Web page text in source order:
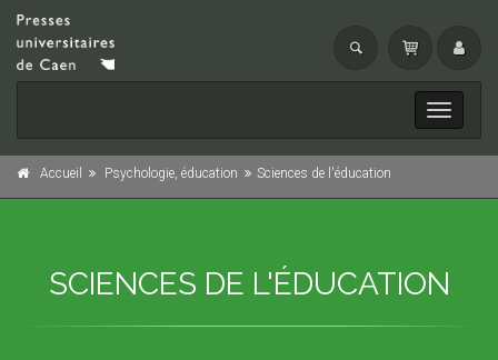
Toggle
Accueil Psychologie, éducation Sciences de l'éducation
SCIENCES DE L'ÉDUCATION